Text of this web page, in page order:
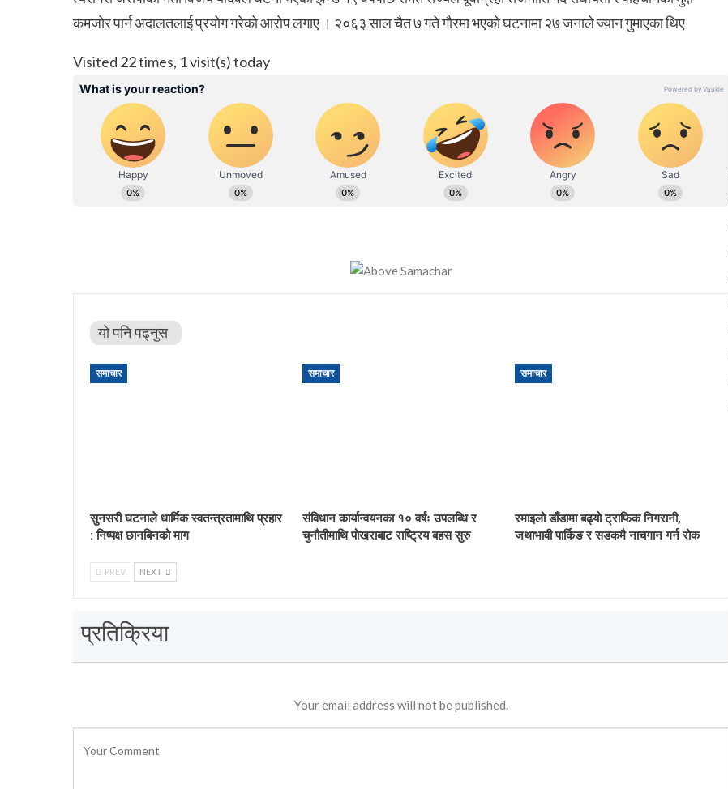
कमजोर पार्न अदालतलाई प्रयोग गरेको आरोप लगाए । २०६३ साल चैत ७ गते गौरमा भएको घटनामा २७ जनाले ज्यान गुमाएका थिए
Visited 22 times, 1 visit(s) today
यो पनि पढ्नुस
समाचार
सुनसरी घटनाले धार्मिक स्वतन्त्रतामाथि प्रहार
: निष्पक्ष छानबिनको माग
समाचार
संविधान कार्यान्वयनका १० वर्षः उपलब्धि र
चुनौतीमाथि पोखराबाट राष्ट्रिय बहस सुरु
समाचार
रमाइलो डाँडामा बढ्यो ट्राफिक निगरानी,
जथाभावी पार्किङ र सडकमै नाचगान गर्न रोक
PREV NEXT
प्रतिक्रिया
Your email address will not be published.